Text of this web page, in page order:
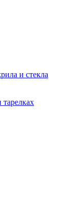
и стекла
тарелках